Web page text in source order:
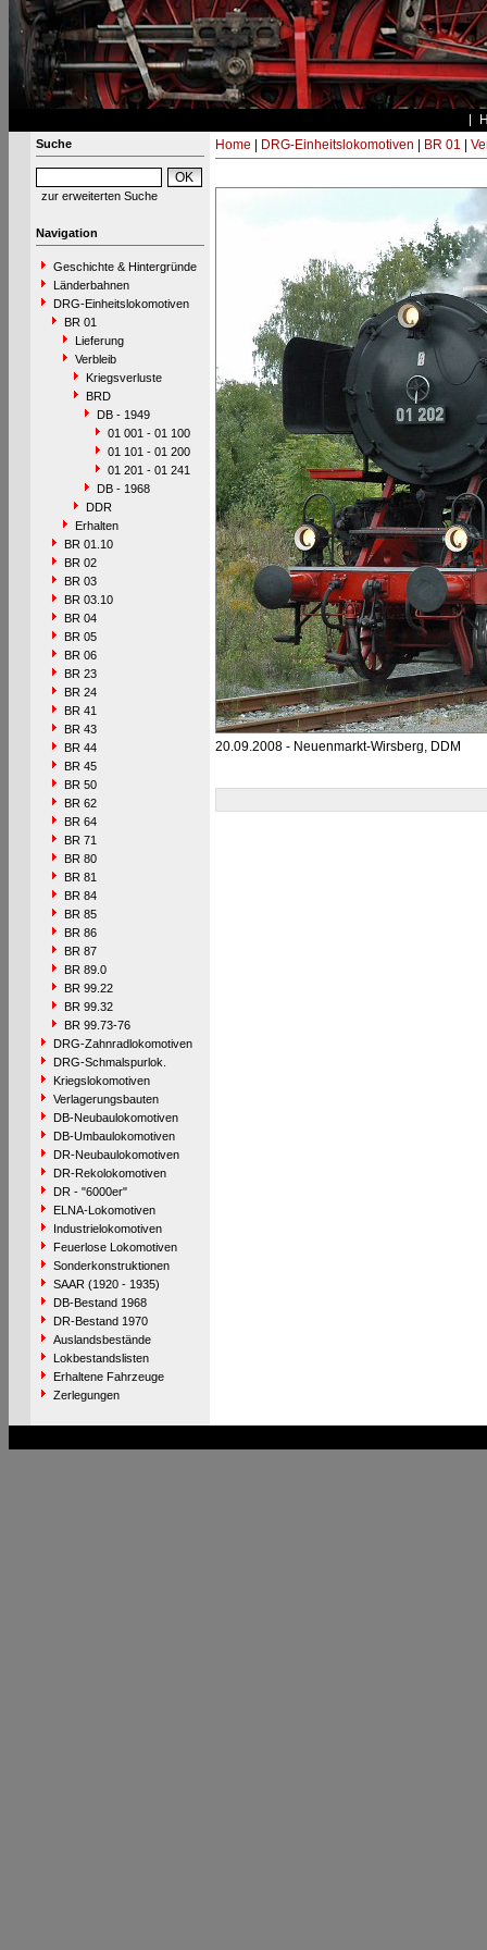
Suche
zur erweiterten Suche
Navigation
Geschichte & Hintergründe
Länderbahnen
DRG-Einheitslokomotiven
BR 01
Lieferung
Verbleib
Kriegsverluste
BRD
DB - 1949
01 001 - 01 100
01 101 - 01 200
01 201 - 01 241
DB - 1968
DDR
Erhalten
BR 01.10
BR 02
BR 03
BR 03.10
BR 04
BR 05
BR 06
BR 23
BR 24
BR 41
BR 43
BR 44
BR 45
BR 50
BR 62
BR 64
BR 71
BR 80
BR 81
BR 84
BR 85
BR 86
BR 87
BR 89.0
BR 99.22
BR 99.32
BR 99.73-76
DRG-Zahnradlokomotiven
DRG-Schmalspurlok.
Kriegslokomotiven
Verlagerungsbauten
DB-Neubaulokomotiven
DB-Umbaulokomotiven
DR-Neubaulokomotiven
DR-Rekolokomotiven
DR - "6000er"
ELNA-Lokomotiven
Industrielokomotiven
Feuerlose Lokomotiven
Sonderkonstruktionen
SAAR (1920 - 1935)
DB-Bestand 1968
DR-Bestand 1970
Auslandsbestände
Lokbestandslisten
Erhaltene Fahrzeuge
Zerlegungen
Home DRG-Einheitslokomotiven BR 01
20.09.2008 - Neuenmarkt-Wirsberg, DDM